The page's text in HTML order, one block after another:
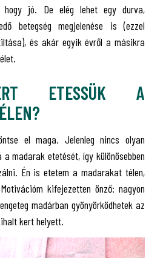
hogy jó. De elég lehet egy durva,
betegség megjelenése is (ezzel
és akár egyik évről a másikra
ETESSÜK A
el maga. Jelenleg nincs olyan
madarak etetését, így különösebben
Én is etetem a madarakat télen,
kifejezetten önző: nagyon
madárban gyönyörködhetek az
kert helyett.